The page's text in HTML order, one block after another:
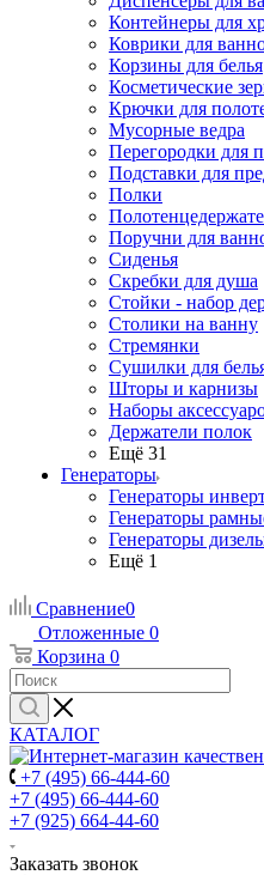
Контейнеры для
Коврики для
Корзины для белья
Косметические
Крючки для
Мусорные ведра
Перегородки для
Подставки для
Полки
Поручни для
Сиденья
Скребки для душа
Стойки - набор
Столики на ванну
Стремянки
Сушилки для
Шторы и карнизы
Наборы
Держатели полок
Ещё 31
Генераторы
Генераторы
Генераторы
Генераторы
Ещё 1
Сравнение0
Отложенные 0
Корзина 0
КАТАЛОГ
+7 (495) 66-444-60
+7 (495) 66-444-60
+7 (925) 664-44-60
Заказать звонок